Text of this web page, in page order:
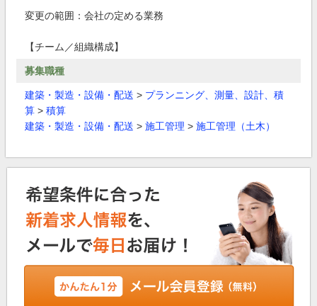
変更の範囲：会社の定める業務
【チーム／組織構成】
募集職種
建築・製造・設備・配送 > プランニング、測量、設計、積
算 > 積算
建築・製造・設備・配送 > 施工管理 > 施工管理（土木）